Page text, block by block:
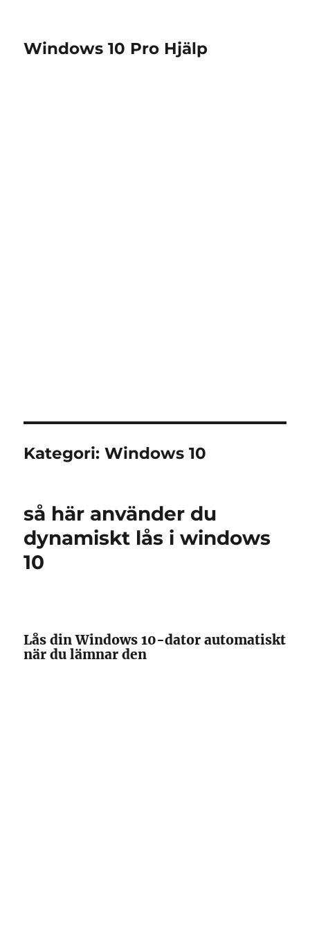
Windows 10 Pro Hjälp
Kategori:Windows 10
så här använder du
dynamiskt lås i windows
10
Lås din Windows 10-dator automatiskt
när du lämnar den